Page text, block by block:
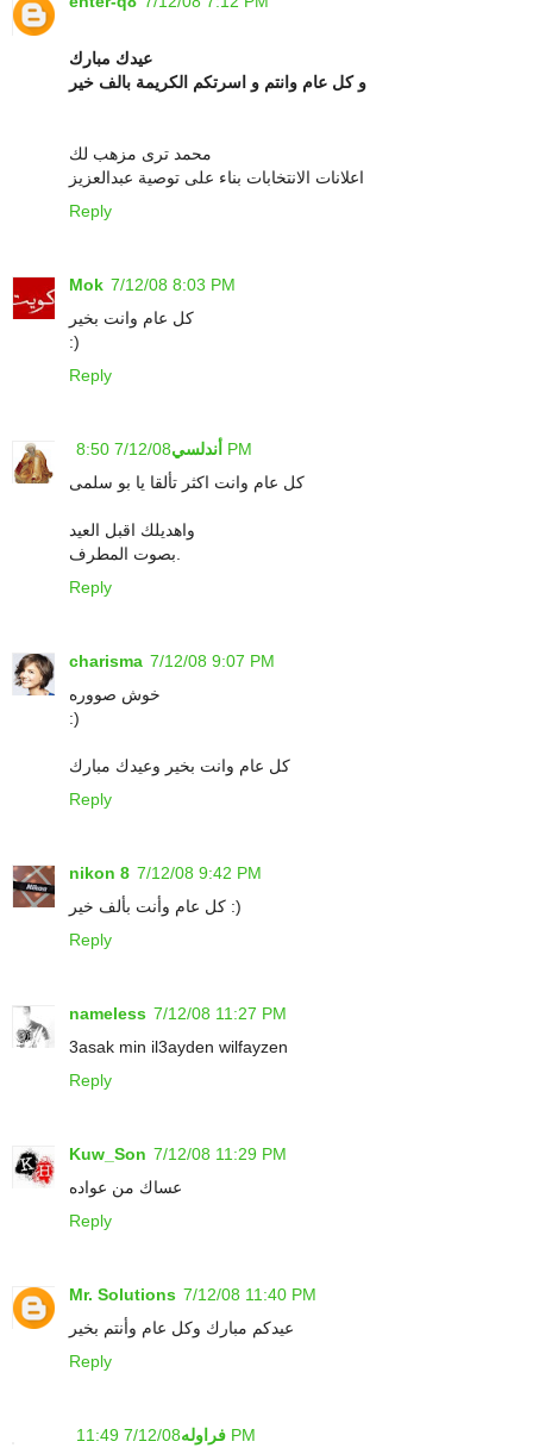
عيدك مبارك
و كل عام وانتم و اسرتكم الكريمة بالف خير
محمد ترى مزهب لك
اعلانات الانتخابات بناء على توصية عبدالعزيز
Reply
Mok 7/12/08 8:03 PM
كل عام وانت بخير
:)
Reply
أندلسي 7/12/08 8:50 PM
كل عام وانت اكثر تألقا يا بو سلمى
واهديلك اقبل العيد
Reply
charisma 7/12/08 9:07 PM
خوش صووره
:)
كل عام وانت بخير وعيدك مبارك
Reply
nikon 8 7/12/08 9:42 PM
كل عام وأنت بألف خير :)
Reply
nameless 7/12/08 11:27 PM
3asak min il3ayden wilfayzen
Reply
Kuw_Son 7/12/08 11:29 PM
عساك من عواده
Reply
Mr. Solutions 7/12/08 11:40 PM
عيدكم مبارك وكل عام وأنتم بخير
Reply
فراوله 7/12/08 11:49 PM